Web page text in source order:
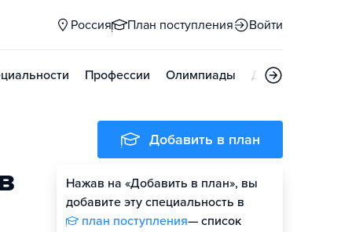
Россия План поступления Войти
Профессии Олимпиады Дни открытых
Добавить в план
Нажав на «Добавить в план», вы
добавите эту специальность в
план поступления— список